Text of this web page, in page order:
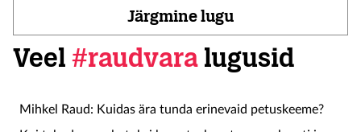
Järgmine lugu
Veel #raudvara lugusid
Mihkel Raud: Kuidas ära tunda erinevaid petuskeeme?